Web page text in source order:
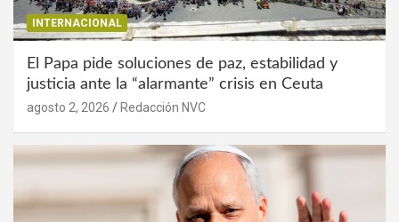
INTERNACIONAL
El Papa pide soluciones de paz, estabilidad y
justicia ante la “alarmante” crisis en Ceuta
agosto 2, 2026 Redacción NVC